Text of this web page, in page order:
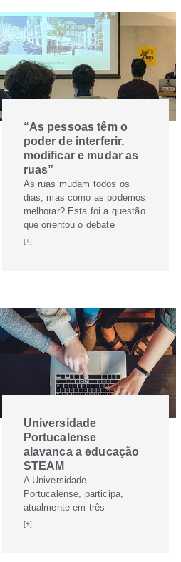
“As pessoas têm o
poder de interferir,
modificar e mudar as
ruas”
As ruas mudam todos os
dias, mas como as podemos
melhorar? Esta foi a questão
que orientou o debate
[+]
Universidade
Portucalense
alavanca a educação
STEAM
A Universidade
Portucalense, participa,
atualmente em três
[+]